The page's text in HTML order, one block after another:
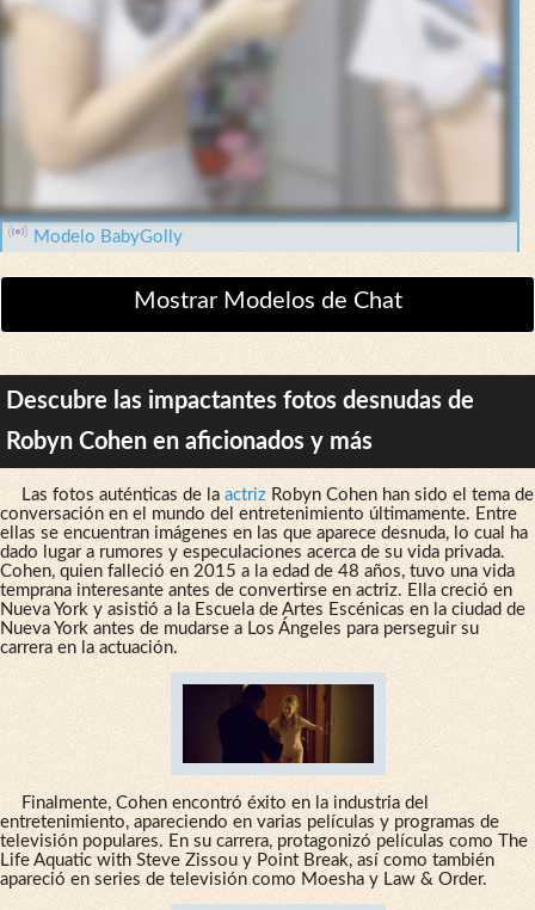
Modelo BabyGolly
Mostrar Modelos de Chat
Descubre las impactantes fotos desnudas de
Robyn Cohen en aficionados y más
Las fotos auténticas de la actrizRobyn Cohen han sido el tema de
conversación en el mundo del entretenimiento últimamente. Entre
ellas se encuentran imágenes en las que aparece desnuda, lo cual ha
dado lugar a rumores y especulaciones acerca de su vida privada.
Cohen, quien falleció en 2015 a la edad de 48 años, tuvo una vida
temprana interesante antes de convertirse en actriz. Ella creció en
Nueva York y asistió a la Escuela de Artes Escénicas en la ciudad de
Nueva York antes de mudarse a Los Ángeles para perseguir su
carrera en la actuación.
Finalmente, Cohen encontró éxito en la industria del
entretenimiento, apareciendo en varias películas y programas de
televisión populares. En su carrera, protagonizó películas como The
Life Aquatic with Steve Zissou y Point Break, así como también
apareció en series de televisión como Moesha y Law & Order.